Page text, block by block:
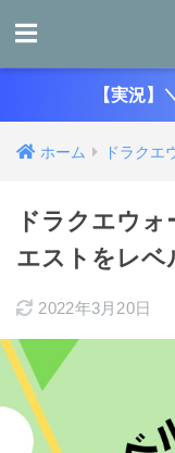
【実況】
ホーム ドラクエ
ドラクエウ
エストをレベ
2022年3月20日